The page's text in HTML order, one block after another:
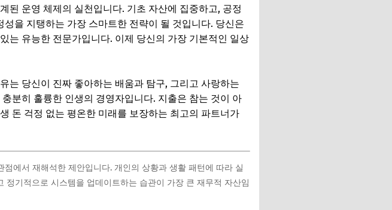
된 운영 체제의 실천입니다. 기초 자산에 집중하고, 공정
을 지탱하는 가장 스마트한 전략이 될 것입니다. 당신은
는 유능한 전문가입니다. 이제 당신의 가장 기본적인 일상
는 당신이 진짜 좋아하는 배움과 탐구, 그리고 사랑하는
분히 훌륭한 인생의 경영자입니다. 지출은 참는 것이 아
돈 걱정 없는 평온한 미래를 보장하는 최고의 파트너가
에서 재해석한 제안입니다. 개인의 상황과 생활 패턴에 따라 실
기적으로 시스템을 업데이트하는 습관이 가장 큰 재무적 자산임